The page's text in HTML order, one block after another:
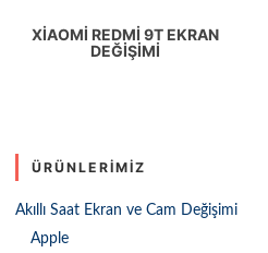
XIAOMI REDMI 9T EKRAN
DEĞIŞIMI
ÜRÜNLERIMIZ
Akıllı Saat Ekran ve Cam Değişimi
Apple